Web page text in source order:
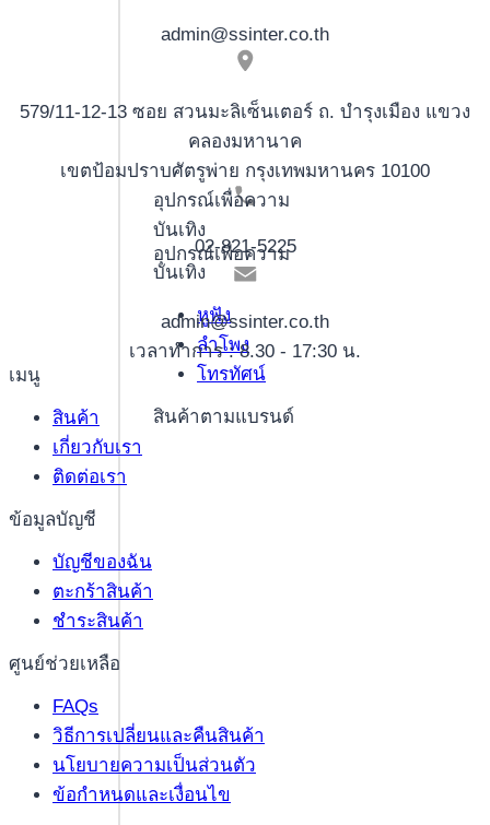
อุปกรณ์เพื่อความ
บันเทิง
อุปกรณ์เพื่อความ
บันเทิง
หูฟัง
ลำโพง
โทรทัศน์
สินค้าตามแบรนด์
admin@ssinter.co.th
579/11-12-13 ซอย สวนมะลิเซ็นเตอร์ ถ. บำรุงเมือง แขวง
คลองมหานาค
เขตป้อมปราบศัตรูพ่าย กรุงเทพมหานคร 10100
02-821-5225
admin@ssinter.co.th
เวลาทำการ : 8.30 - 17:30 น.
เมนู
สินค้า
เกี่ยวกับเรา
ติดต่อเรา
ข้อมูลบัญชี
บัญชีของฉัน
ตะกร้าสินค้า
ชำระสินค้า
ศูนย์ช่วยเหลือ
FAQs
วิธีการเปลี่ยนและคืนสินค้า
นโยบายความเป็นส่วนตัว
ข้อกำหนดและเงื่อนไข